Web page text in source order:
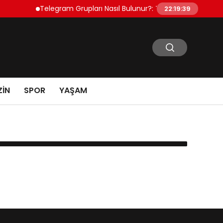
Telegram Grupları Nasıl Bulunur?: Telegram’da
22:19:39
SPOR YAŞAM